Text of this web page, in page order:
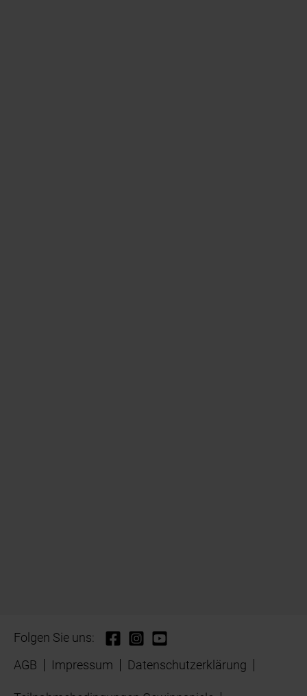
Folgen Sie uns:
AGB
Impressum Datenschutzerklärung